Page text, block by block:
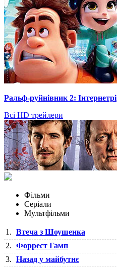
Ральф-руйнівник 2: Інтернетрі
Всі HD трейлери
Фільми
Серіали
Мультфільми
1. Втеча з Шоушенка
2. Форрест Гамп
3. Назад у майбутнє